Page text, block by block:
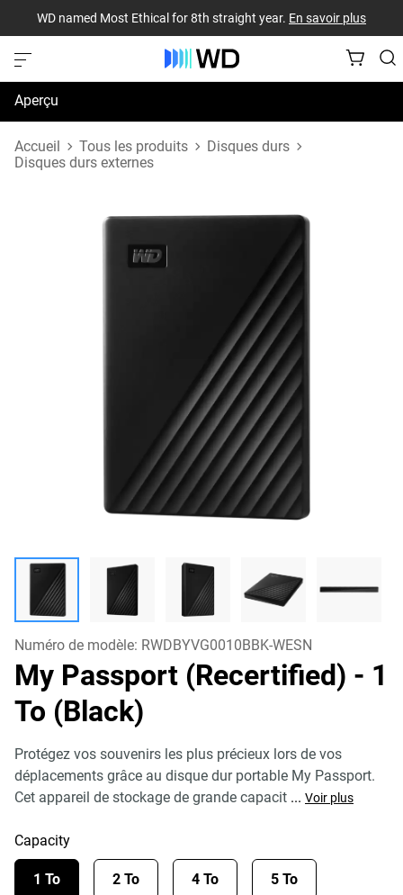
WD named Most Ethical for 8th straight year. En savoir plus
Aperçu
Caractéristiques techniques
Accueil Tous les produits
Disques durs
Disques durs externes
Numéro de modèle: RWDBYVG0010BBK-WESN
My Passport (Recertified) - 1
To (Black)
Protégez vos souvenirs les plus précieux lors de vos
déplacements grâce au disque dur portable My Passport.
Cet appareil de stockage de grande capacit ... Voir plus
Capacity
1 To 2 To 4 To 5 To